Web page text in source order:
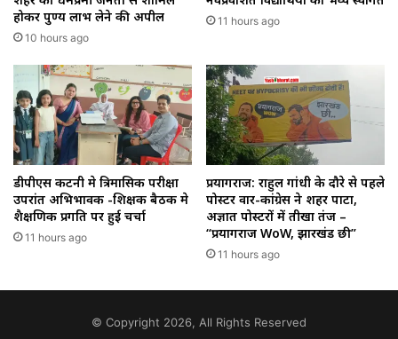
होकर पुण्य लाभ लेने की अपील
10 hours ago
11 hours ago
डीपीएस कटनी मे त्रिमासिक परीक्षा
उपरांत अभिभावक -शिक्षक बैठक मे
शैक्षणिक प्रगति पर हुई चर्चा
11 hours ago
प्रयागराज: राहुल गांधी के दौरे से पहले
पोस्टर वार-कांग्रेस ने शहर पाटा,
अज्ञात पोस्टरों में तीखा तंज –
“प्रयागराज WoW, झारखंड छी”
11 hours ago
© Copyright 2026, All Rights Reserved